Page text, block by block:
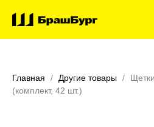
Главная Другие товары
(комплект, 42 шт.)